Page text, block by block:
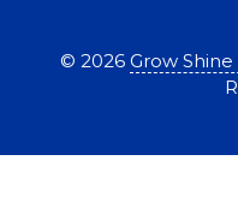
© 2026 Grow Shine